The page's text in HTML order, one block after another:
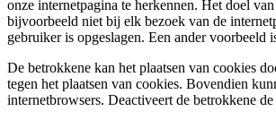
onze internetpagina te herkennen. Het doel
bijvoorbeeld niet bij elk bezoek van de
gebruiker is opgeslagen. Een ander
De betrokkene kan het plaatsen van cookies
tegen het plaatsen van cookies. Bovendien
internetbrowsers. Deactiveert de betrokkene